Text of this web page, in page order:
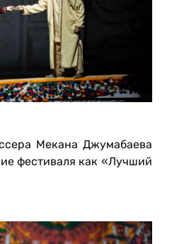
Мекана Джумабаева
фестиваля как «Лучший